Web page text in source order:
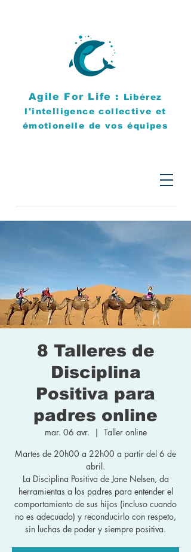
Agile For Life :
Libérez
l'intelligence collective et
émotionelle de vos équipes
8 Talleres de
Disciplina
Positiva para
padres online
mar. 06 avr.
  |
Taller online
Martes de 20h00 a 22h00 a partir del 6 de
abril.
La Disciplina Positiva de Jane Nelsen, da
herramientas a los padres para entender el
comportamiento de sus hijos (incluso cuando
no es adecuado) y reconducirlo con respeto,